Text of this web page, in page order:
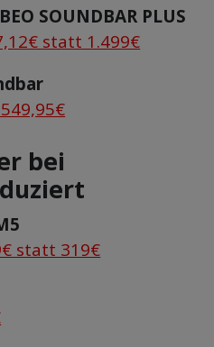
SOUNDBAR PLUS
statt 1.499€
bei
statt 319€